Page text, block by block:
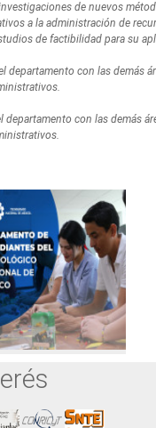
de nuevos
a la administración de
de factibilidad para su
departamento con las demás
departamento con las demás